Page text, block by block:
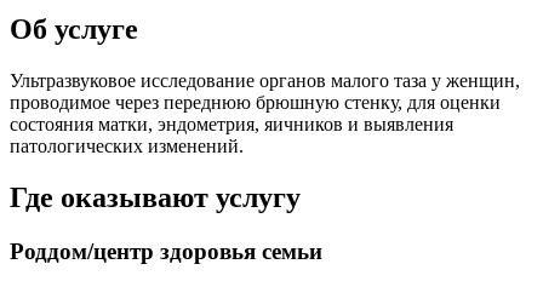
Об услуге
Ультразвуковое исследование органов малого таза у женщин,
проводимое через переднюю брюшную стенку, для оценки
состояния матки, эндометрия, яичников и выявления
патологических изменений.
Где оказывают услугу
Роддом/центр здоровья семьи